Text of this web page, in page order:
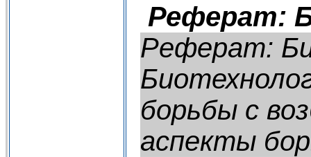
Реферат:
Реферат:
борьбы с
аспекты